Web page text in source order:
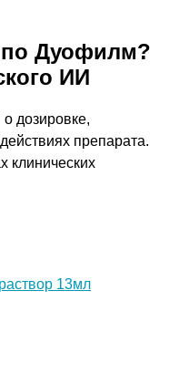
Дуофилм?
ИИ
дозировке,
препарата.
клинических
13мл